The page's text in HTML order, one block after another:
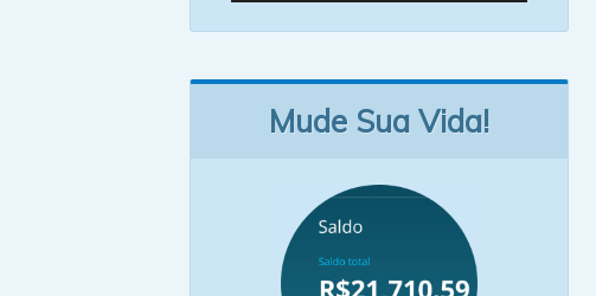
Mude Sua Vida!